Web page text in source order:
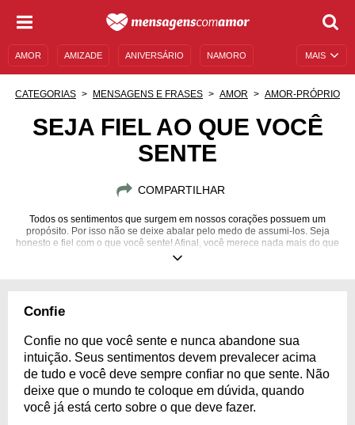
MAIS
AMOR AMIZADE ANIVERSÁRIO NAMORO
MENSAGENS DE ANIVERSÁRIO
CATEGORIAS MENSAGENS E FRASES AMOR AMOR-PRÓPRIO
SEJA FIEL AO QUE VOCÊ
SENTE
COMPARTILHAR
Todos os sentimentos que surgem em nossos corações possuem um
propósito. Por isso não se deixe abalar pelo medo de assumi-los. Seja
honesto e fiel com o que você sente! Afinal, você merece nada mais do que
a verdade consigo mesmo!
Confie
Confie no que você sente e nunca abandone sua
intuição. Seus sentimentos devem prevalecer acima
de tudo e você deve sempre confiar no que sente. Não
deixe que o mundo te coloque em dúvida, quando
você já está certo sobre o que deve fazer.